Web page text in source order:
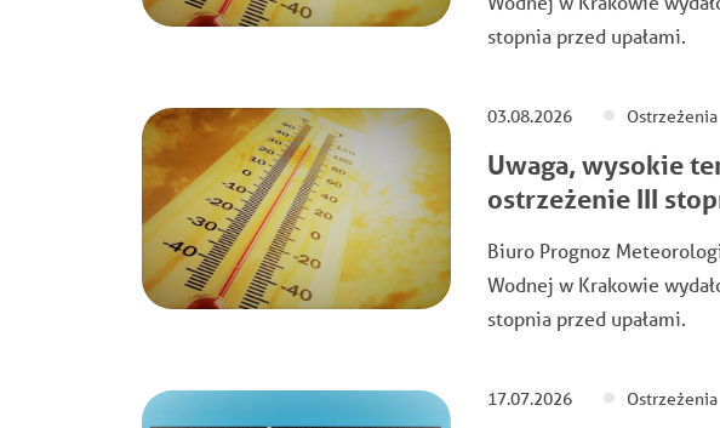
stopnia przed upałami.
03.08.2026 Ostrzeżenia
Uwaga, wysokie
ostrzeżenie III
Biuro Prognoz
Wodnej w Krakowie
stopnia przed upałami.
17.07.2026 Ostrzeżenia